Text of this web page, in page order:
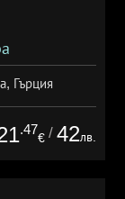
Гърция
.47
€ / 42лв.